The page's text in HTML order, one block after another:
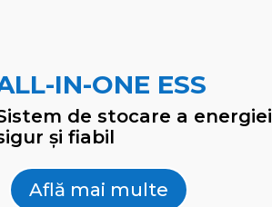
IN-ONE ESS
de stocare a energiei
și fiabil
Află mai multe